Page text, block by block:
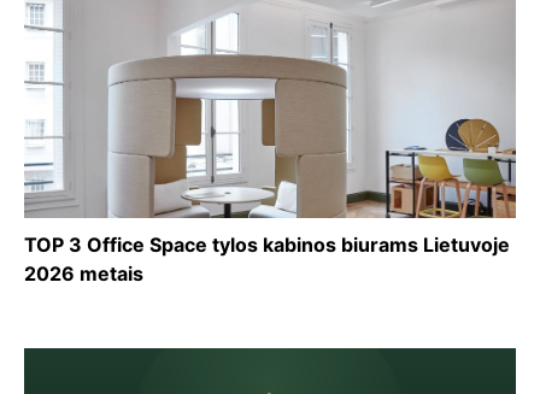
TOP 3 Office Space tylos kabinos biurams Lietuvoje
2026 metais